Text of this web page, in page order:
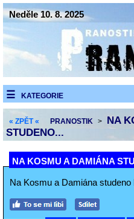
Neděle 10. 8. 2025
KATEGORIE
« ZPĚT « PRANOSTIK >
NA
STUDENO...
NA KOSMU A DAMIÁNA
Na Kosmu a Damiána studeno